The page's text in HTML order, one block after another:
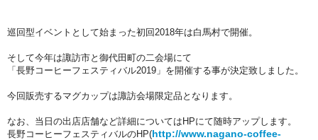
巡回型イベントとして始まった初回2018年は白馬村で開催。
そして今年は諏訪市と御代田町の二会場にて
「長野コーヒーフェスティバル2019」を開催する事が決定致しました。
今回販売するマグカップは諏訪会場限定品となります。
なお、当日の出店店舗など詳細についてはHPにて随時アップします。
長野コーヒーフェスティバルのHP(http://www.nagano-coffee-